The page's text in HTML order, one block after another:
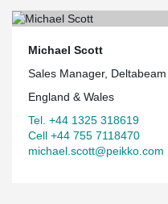
Michael Scott
Sales Manager,
England & Wales
Tel. +44 1325 318619
Cell +44 755 7118470
michael.scott@peikko.com